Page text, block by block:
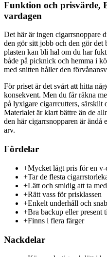
Funktion och prisvärde,
vardagen
Det här är ingen cigarrsnoppare
den gör sitt jobb och den gör
plasten kan bli hal om du har
både på picknick och hemma i
med snitten håller den
För priset är det svårt att hitta
konsekvent. Men du får räkna
på lyxigare cigarrcutters, särskilt
Materialet är klart bättre än de
den här cigarrsnopparen är ändå
arv.
Fördelar
+Mycket lågt pris för en v-
+Tar de flesta
+Lätt och smidig att ta med
+Rätt vass för prisklassen
+Enkelt underhåll och
+Bra backup eller present
+Finns i flera färger
Nackdelar